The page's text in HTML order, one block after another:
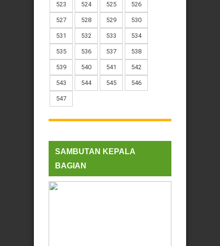
523 524 525 526
527 528 529 530
531 532 533 534
535 536 537 538
539 540 541 542
543 544 545 546
547
SAMBUTAN KEPALA
BAGIAN